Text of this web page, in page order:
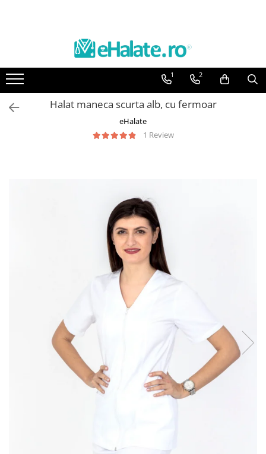
Toate Produsele
Bluze Unisex
Pantaloni Unisex
Costume Unisex
Halate medicale barbati
Halate medicale P2 cu fluturas
Halate medicale cu fermoar
Halate medicale polar - unisex
Halate medicale albe
1 2
Halat maneca scurta alb, cu fermoar
eHalate
1 Review